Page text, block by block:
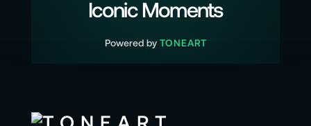
Iconic Moments
Powered by TONEART